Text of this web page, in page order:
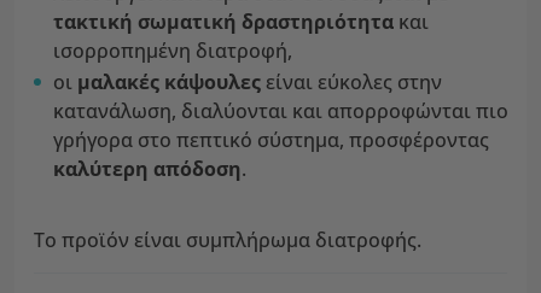
τακτική σωματική δραστηριότητα και
ισορροπημένη διατροφή,
οι μαλακές κάψουλες είναι εύκολες στην
κατανάλωση, διαλύονται και απορροφώνται πιο
γρήγορα στο πεπτικό σύστημα, προσφέροντας
καλύτερη απόδοση.
Το προϊόν είναι συμπλήρωμα διατροφής.